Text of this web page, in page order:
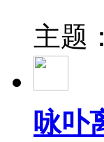
主题
咏卟